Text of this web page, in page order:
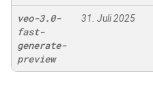
veo-3.0-
fast-
generate-
preview
31. Juli 2025